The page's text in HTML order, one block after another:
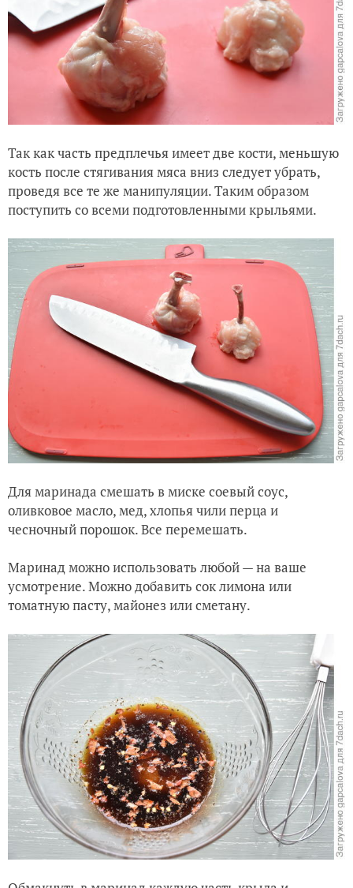
Так как часть предплечья имеет две кости, меньшую
кость после стягивания мяса вниз следует убрать,
проведя все те же манипуляции. Таким образом
поступить со всеми подготовленными крыльями.
Для маринада смешать в миске соевый соус,
оливковое масло, мед, хлопья чили перца и
чесночный порошок. Все перемешать.
Маринад можно использовать любой — на ваше
усмотрение. Можно добавить сок лимона или
томатную пасту, майонез или сметану.